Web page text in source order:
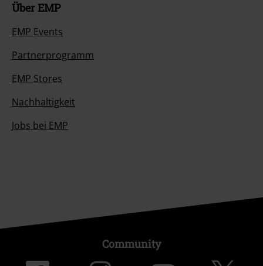
Über EMP
EMP Events
Partnerprogramm
EMP Stores
Nachhaltigkeit
Jobs bei EMP
Community